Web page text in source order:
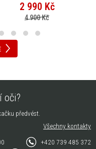
2 990 Kč
4 900 Kč
oči?
předvést.
Všechny kontakty
+420 739 485 372